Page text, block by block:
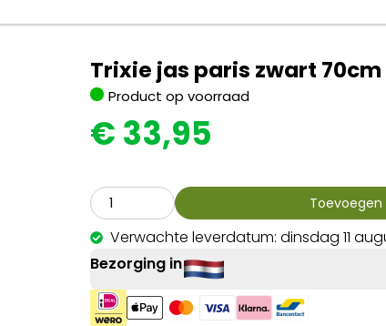
Trixie jas paris zwart 70cm
Product op voorraad
€ 33,95
Toevoegen
Verwachte leverdatum: dinsdag 11
Bezorging in